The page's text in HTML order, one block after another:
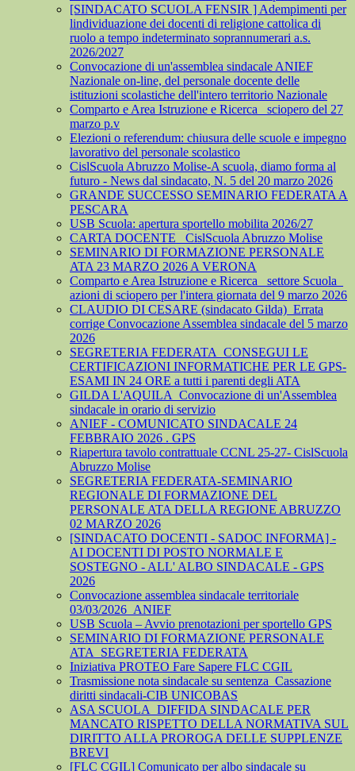
[SINDACATO SCUOLA FENSIR ] Adempimenti per
lindividuazione dei docenti di religione cattolica di
ruolo a tempo indeterminato soprannumerari a.s.
2026/2027
Convocazione di un'assemblea sindacale ANIEF
Nazionale on-line, del personale docente delle
istituzioni scolastiche dell'intero territorio Nazionale
Comparto e Area Istruzione e Ricerca_ sciopero del 27
marzo p.v
Elezioni o referendum: chiusura delle scuole e impegno
lavorativo del personale scolastico
CislScuola Abruzzo Molise-A scuola, diamo forma al
futuro - News dal sindacato, N. 5 del 20 marzo 2026
GRANDE SUCCESSO SEMINARIO FEDERATA A
PESCARA
USB Scuola: apertura sportello mobilita 2026/27
CARTA DOCENTE_ CislScuola Abruzzo Molise
SEMINARIO DI FORMAZIONE PERSONALE
ATA 23 MARZO 2026 A VERONA
Comparto e Area Istruzione e Ricerca_ settore Scuola_
azioni di sciopero per l'intera giornata del 9 marzo 2026
CLAUDIO DI CESARE (sindacato Gilda)_Errata
corrige Convocazione Assemblea sindacale del 5 marzo
2026
SEGRETERIA FEDERATA_CONSEGUI LE
CERTIFICAZIONI INFORMATICHE PER LE GPS-
ESAMI IN 24 ORE a tutti i parenti degli ATA
GILDA L'AQUILA_Convocazione di un'Assemblea
sindacale in orario di servizio
ANIEF - COMUNICATO SINDACALE 24
FEBBRAIO 2026 . GPS
Riapertura tavolo contrattuale CCNL 25-27- CislScuola
Abruzzo Molise
SEGRETERIA FEDERATA-SEMINARIO
REGIONALE DI FORMAZIONE DEL
PERSONALE ATA DELLA REGIONE ABRUZZO
02 MARZO 2026
[SINDACATO DOCENTI - SADOC INFORMA] -
AI DOCENTI DI POSTO NORMALE E
SOSTEGNO - ALL' ALBO SINDACALE - GPS
2026
Convocazione assemblea sindacale territoriale
03/03/2026_ANIEF
USB Scuola – Avvio prenotazioni per sportello GPS
SEMINARIO DI FORMAZIONE PERSONALE
ATA_SEGRETERIA FEDERATA
Iniziativa PROTEO Fare Sapere FLC CGIL
Trasmissione nota sindacale su sentenza_Cassazione
diritti sindacali-CIB UNICOBAS
ASA SCUOLA_DIFFIDA SINDACALE PER
MANCATO RISPETTO DELLA NORMATIVA SUL
DIRITTO ALLA PROROGA DELLE SUPPLENZE
BREVI
[FLC CGIL] Comunicato per albo sindacale su